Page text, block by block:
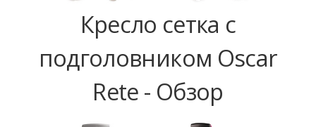
Кресло сетка с
подголовником Oscar
Rete - Обзор